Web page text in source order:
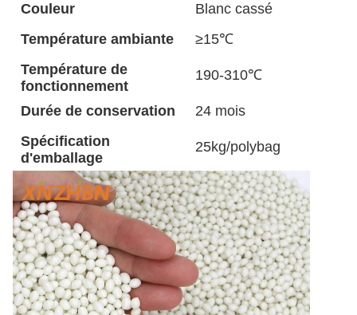
Couleur
Blanc cassé
Température ambiante
≥15℃
Température de
fonctionnement
190-310℃
Durée de conservation
24 mois
Spécification
d'emballage
25kg/polybag